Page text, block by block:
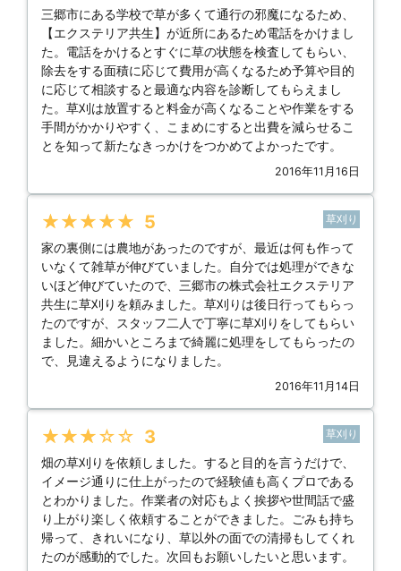
三郷市にある学校で草が多くて通行の邪魔になるため、
【エクステリア共生】が近所にあるため電話をかけまし
た。電話をかけるとすぐに草の状態を検査してもらい、
除去をする面積に応じて費用が高くなるため予算や目的
に応じて相談すると最適な内容を診断してもらえまし
た。草刈は放置すると料金が高くなることや作業をする
手間がかかりやすく、こまめにすると出費を減らせるこ
とを知って新たなきっかけをつかめてよかったです。
2016年11月16日
★★★★★ 5 草刈り
家の裏側には農地があったのですが、最近は何も作って
いなくて雑草が伸びていました。自分では処理ができな
いほど伸びていたので、三郷市の株式会社エクステリア
共生に草刈りを頼みました。草刈りは後日行ってもらっ
たのですが、スタッフ二人で丁寧に草刈りをしてもらい
ました。細かいところまで綺麗に処理をしてもらったの
で、見違えるようになりました。
2016年11月14日
★★★★★ 3 草刈り
畑の草刈りを依頼しました。すると目的を言うだけで、
イメージ通りに仕上がったので経験値も高くプロである
とわかりました。作業者の対応もよく挨拶や世間話で盛
り上がり楽しく依頼することができました。ごみも持ち
帰って、きれいになり、草以外の面での清掃もしてくれ
たのが感動的でした。次回もお願いしたいと思います。